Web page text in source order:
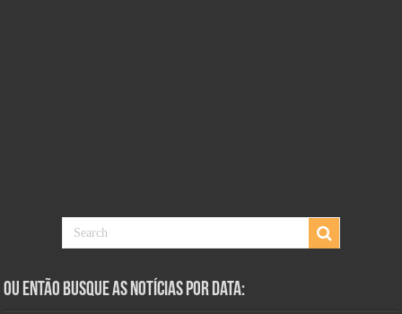
Ou Então Busque as Notícias Por Data: